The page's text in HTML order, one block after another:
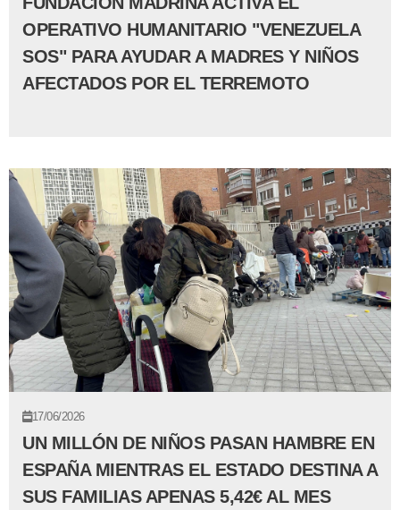
OPERATIVO HUMANITARIO "VENEZUELA
SOS" PARA AYUDAR A MADRES Y NIÑOS
AFECTADOS POR EL TERREMOTO
17/06/2026
UN MILLÓN DE NIÑOS PASAN HAMBRE EN
ESPAÑA MIENTRAS EL ESTADO DESTINA A
SUS FAMILIAS APENAS 5,42€ AL MES